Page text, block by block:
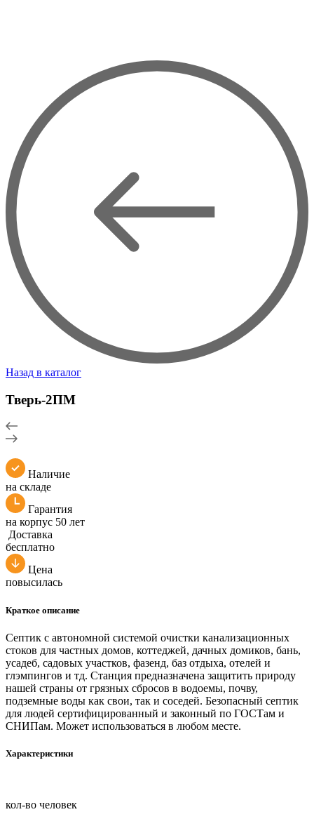
Назад в каталог
Тверь-2ПМ
Наличие
на складе
Гарантия
на корпус 50 лет
Доставка
бесплатно
Цена
повысилась
Краткое описание
Септик с автономной системой очистки канализационных
стоков для частных домов, коттеджей, дачных домиков, бань,
усадеб, садовых участков, фазенд, баз отдыха, отелей и
глэмпингов и тд. Станция предназначена защитить природу
нашей страны от грязных сбросов в водоемы, почву,
подземные воды как свои, так и соседей. Безопасный септик
для людей сертифицированный и законный по ГОСТам и
СНИПам. Может использоваться в любом месте.
Характеристики
кол-во человек